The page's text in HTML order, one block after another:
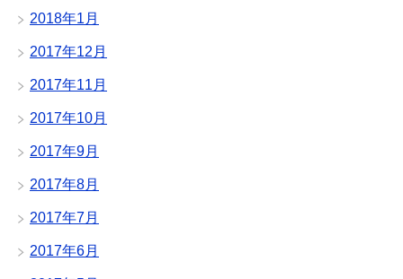
2018年1月
2017年12月
2017年11月
2017年10月
2017年9月
2017年8月
2017年7月
2017年6月